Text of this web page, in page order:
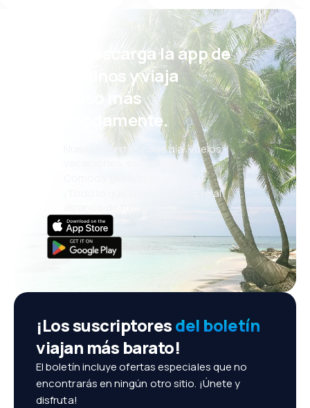
¡Eh! Descarga la app de
eDestinos y viaja
incluso más
cómodamente.
Nuevas ofertas cada día: vuelos,
vacaciones, escapadas
Cómoda gestión de reservas
¡Todo lo que importa, siempre al
¡Los suscriptoresdel boletín
viajan más barato!
El boletín incluye ofertas especiales que no
encontrarás en ningún otro sitio. ¡Únete y
disfruta!